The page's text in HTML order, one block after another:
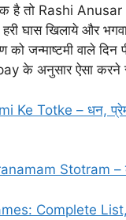
है तो Rashi
घास खिलाये और
को जन्माष्टमी वाले
के अनुसार ऐसा करने से
Ke Totke – धन, प्रेम
Stotram –
Complete